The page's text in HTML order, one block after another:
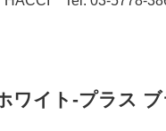
ワイト‐プラス